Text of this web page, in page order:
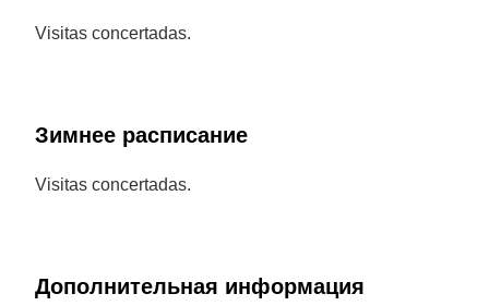
Visitas concertadas.
Зимнее расписание
Visitas concertadas.
Дополнительная информация